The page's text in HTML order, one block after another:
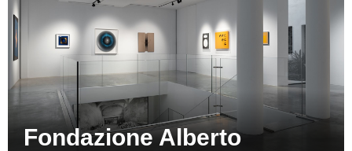
Fondazione Alberto